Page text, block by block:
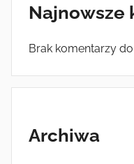
Najnowsze
Brak komentarzy
Archiwa